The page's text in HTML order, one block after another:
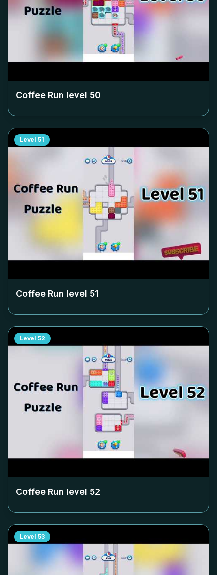
Coffee Run level 50
Level 51
Coffee Run level 51
Level 52
Coffee Run level 52
Level 53